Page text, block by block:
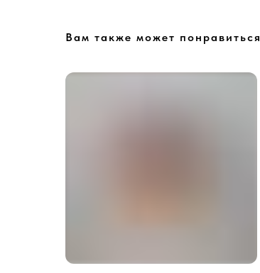
Вам также может понравиться